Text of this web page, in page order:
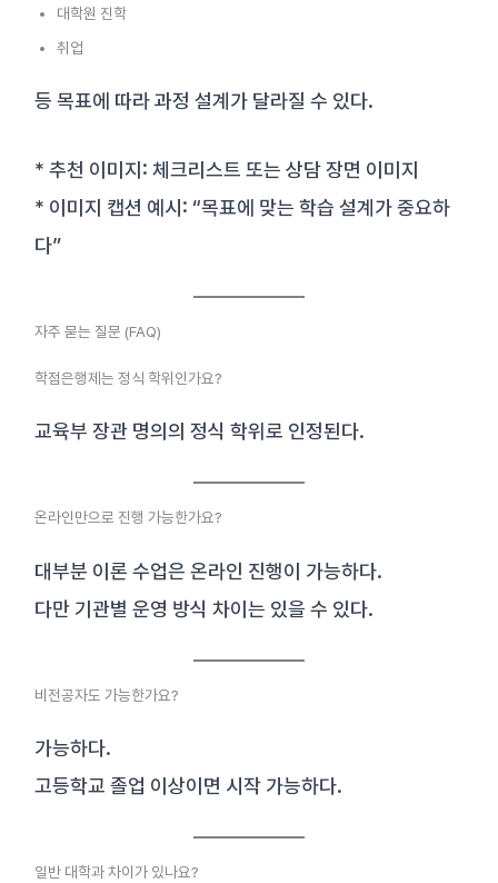
대학원 진학
취업
등 목표에 따라 과정 설계가 달라질 수 있다.
* 추천 이미지: 체크리스트 또는 상담 장면 이미지
* 이미지 캡션 예시: “목표에 맞는 학습 설계가 중요하
다”
자주 묻는 질문 (FAQ)
학점은행제는 정식 학위인가요?
교육부 장관 명의의 정식 학위로 인정된다.
온라인만으로 진행 가능한가요?
대부분 이론 수업은 온라인 진행이 가능하다.
다만 기관별 운영 방식 차이는 있을 수 있다.
비전공자도 가능한가요?
가능하다.
고등학교 졸업 이상이면 시작 가능하다.
일반 대학과 차이가 있나요?